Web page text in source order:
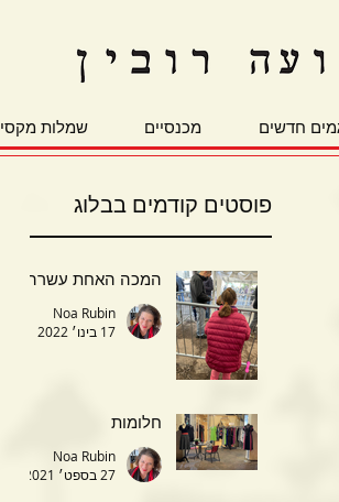
חדשים מכנסיים שמלות מקסי
פוסטים קודמים בבלוג
המכה האחת עשרה
Noa Rubin
17 בינו׳ 2022
חלומות
Noa Rubin
27 בספט׳ 2021